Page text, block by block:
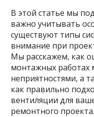
В этой статье мы
важно учитывать
существуют типы
внимание при
Мы расскажем, как
монтажных работах
неприятностями, а
как правильно
вентиляции для
ремонтного проекта.